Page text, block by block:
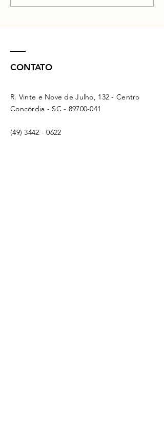
CONTATO
R. Vinte e Nove de Julho, 132 - Centro
Concórdia - SC - 89700-041
(49) 3442 - 0622